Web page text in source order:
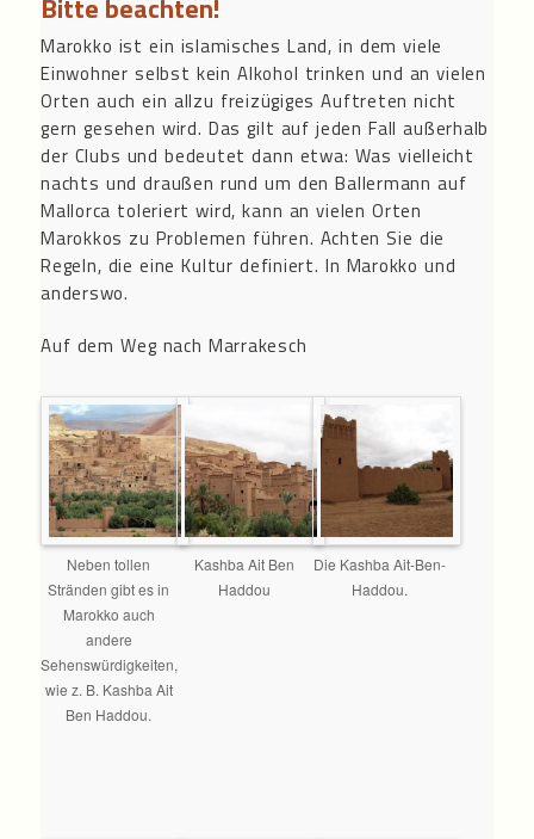
Bitte beachten!
Marokko ist ein islamisches Land, in dem viele
Einwohner selbst kein Alkohol trinken und an vielen
Orten auch ein allzu freizügiges Auftreten nicht
gern gesehen wird. Das gilt auf jeden Fall außerhalb
der Clubs und bedeutet dann etwa: Was vielleicht
nachts und draußen rund um den Ballermann auf
Mallorca toleriert wird, kann an vielen Orten
Marokkos zu Problemen führen. Achten Sie die
Regeln, die eine Kultur definiert. In Marokko und
anderswo.
Auf dem Weg nach Marrakesch
Neben tollen
Stränden gibt es in
Marokko auch
andere
Sehenswürdigkeiten,
wie z. B. Kashba Ait
Ben Haddou.
Kashba Ait Ben
Haddou
Die Kashba Ait-Ben-
Haddou.